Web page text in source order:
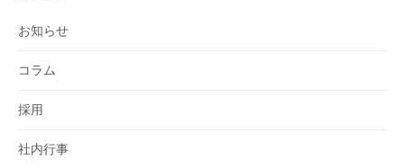
お知らせ
コラム
採用
社内行事